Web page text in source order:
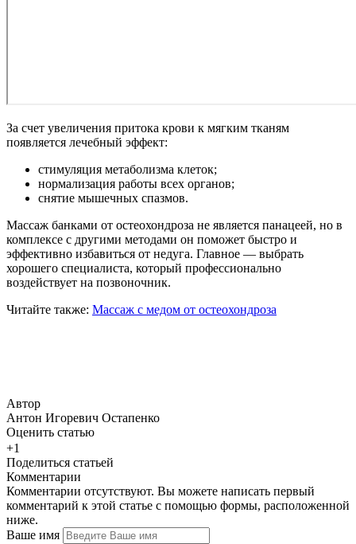
За счет увеличения притока крови к мягким тканям
появляется лечебный эффект:
стимуляция метаболизма клеток;
нормализация работы всех органов;
снятие мышечных спазмов.
Массаж банками от остеохондроза не является панацеей, но в
комплексе с другими методами он поможет быстро и
эффективно избавиться от недуга. Главное — выбрать
хорошего специалиста, который профессионально
воздействует на позвоночник.
Читайте также: Массаж с медом от остеохондроза
Автор
Антон Игоревич Остапенко
Оценить статью
+1
Поделиться статьей
Комментарии
Комментарии отсутствуют. Вы можете написать первый
комментарий к этой статье с помощью формы, расположенной
ниже.
Ваше имя